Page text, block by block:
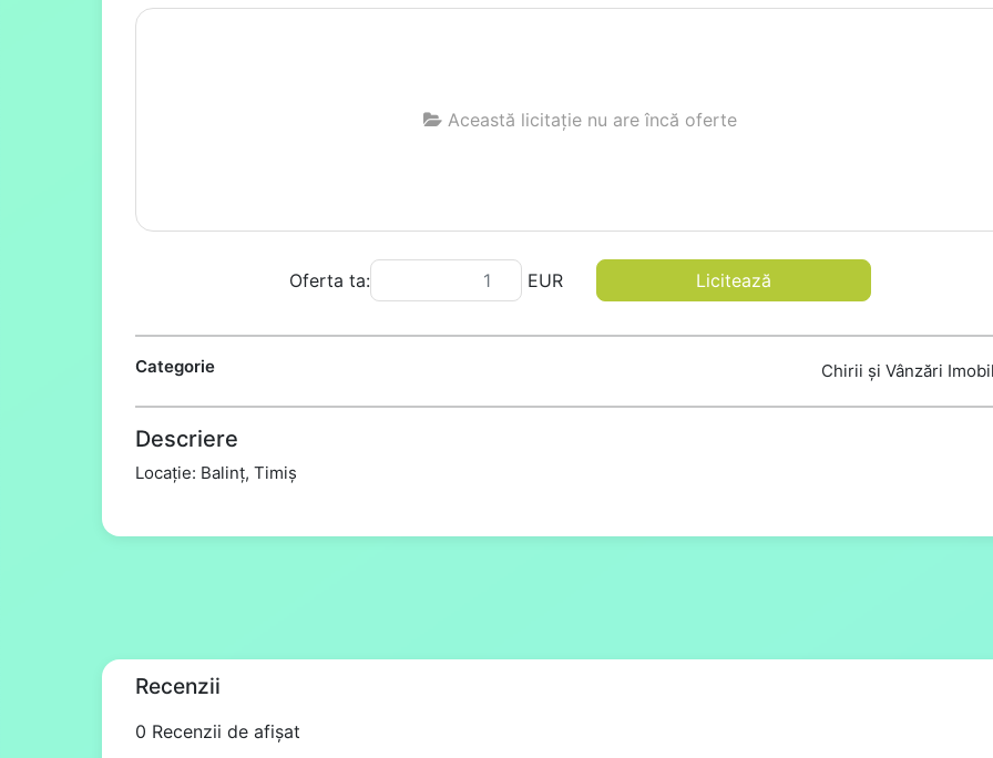
Această licitație nu are încă oferte
Oferta ta: EUR Licitează
Categorie Chirii și Vânzări
Descriere
Locație: Balinț, Timiș
Recenzii
0 Recenzii de afișat